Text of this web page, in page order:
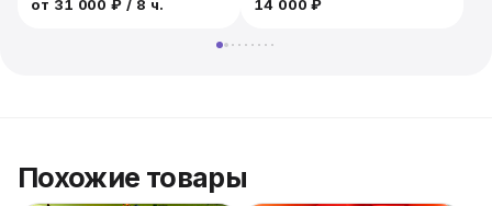
от 31 000 ₽ / 8 ч.
14 000 ₽
Похожие товары